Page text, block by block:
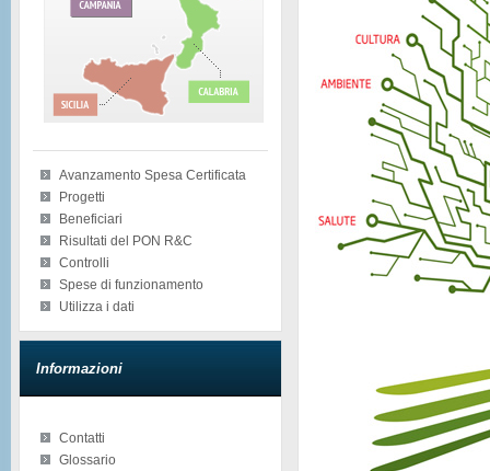
Avanzamento Spesa Certificata
Progetti
Beneficiari
Risultati del PON R&C
Controlli
Spese di funzionamento
Utilizza i dati
Informazioni
Contatti
Glossario